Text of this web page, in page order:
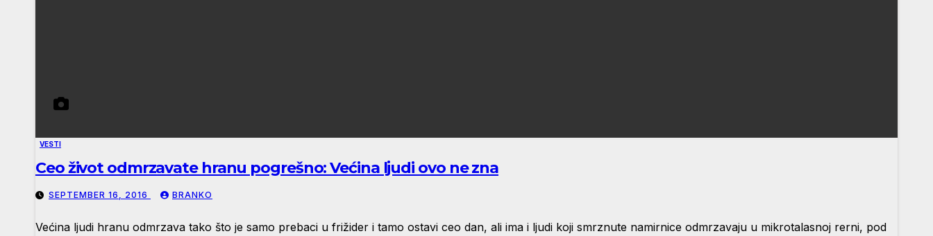
VESTI
Ceo život odmrzavate hranu pogrešno: Većina ljudi ovo ne zna
SEPTEMBER 16, 2016 BRANKO
Većina ljudi hranu odmrzava tako što je samo prebaci u frižider i tamo ostavi ceo dan, ali ima i ljudi koji smrznute namirnice odmrzavaju u mikrotalasnoj rerni, pod